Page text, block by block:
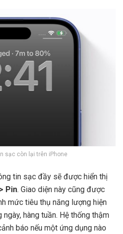
sạc còn lại trên iPhone
tin sạc đầy sẽ được hiển thị
Pin. Giao diện này cũng được
mức tiêu thụ năng lượng hiện
hàng tuần. Hệ thống thậm
báo nếu một ứng dụng nào